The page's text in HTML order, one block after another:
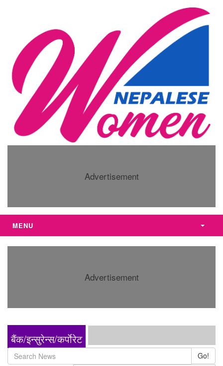
Advertisement
MENU
Advertisement
बैंक/इन्सुरेन्स/कर्पाेरेट
Go!